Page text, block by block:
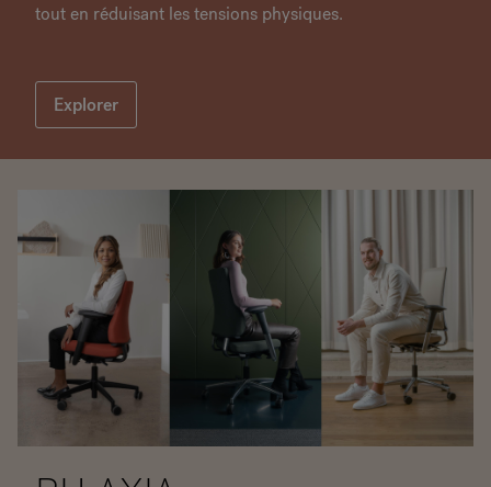
tout en réduisant les tensions physiques.
Explorer